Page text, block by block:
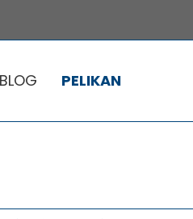
BLOG PELIKAN